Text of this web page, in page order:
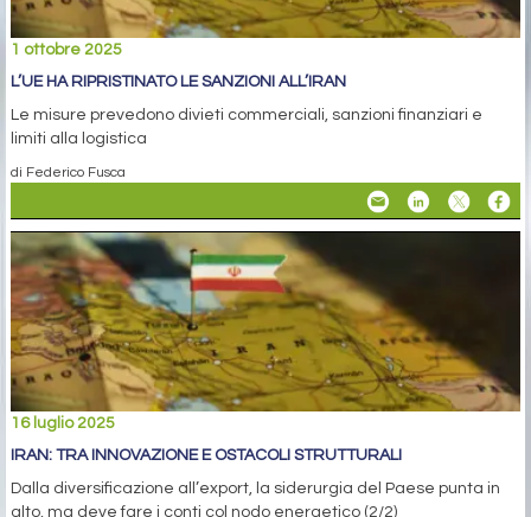
1 ottobre 2025
L’UE HA RIPRISTINATO LE SANZIONI ALL’IRAN
Le misure prevedono divieti commerciali, sanzioni finanziari e
limiti alla logistica
di Federico Fusca
16 luglio 2025
IRAN: TRA INNOVAZIONE E OSTACOLI STRUTTURALI
Dalla diversificazione all’export, la siderurgia del Paese punta in
alto, ma deve fare i conti col nodo energetico (2/2)